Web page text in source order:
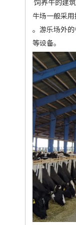
饲养牛的建
牛场一般采
。游乐场外
等设备。